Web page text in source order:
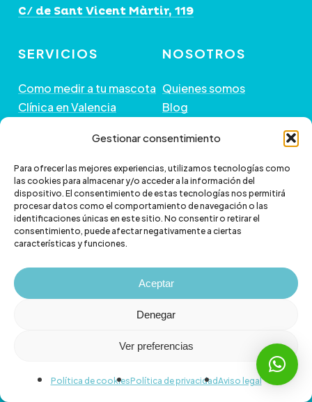
Gestionar consentimiento
Para ofrecer las mejores experiencias, utilizamos tecnologías como
las cookies para almacenar y/o acceder a la información del
dispositivo. El consentimiento de estas tecnologías nos permitirá
procesar datos como el comportamiento de navegación o las
identificaciones únicas en este sitio. No consentir o retirar el
consentimiento, puede afectar negativamente a ciertas
características y funciones.
Aceptar
Denegar
Ver preferencias
Política de cookiesPolítica de privacidadAviso legal
producto
C/ de Sant Vicent Màrtir, 119
SERVICIOS
Como medir a tu mascota
Clínica en Valencia
NOSOTROS
Quienes somos
Blog
GUÍA DE COMPRA
Preguntas frecuentes
Paga a plazos con Klarna
Paga a plazos con
scalapay
+ INFORMACIÓN
Política de envío
Cambios y devoluciones
Política de Privacidad
facebook
instagram